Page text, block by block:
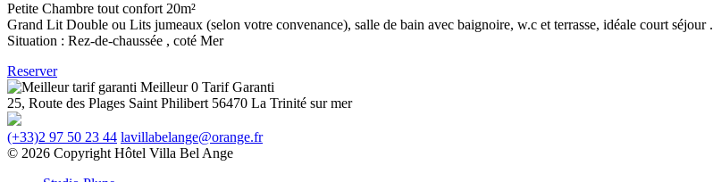
Petite Chambre tout confort 20m²
Grand Lit Double ou Lits jumeaux (selon votre convenance), salle de bain avec baignoire, w.c et terrasse, idéale court séjour .
Situation : Rez-de-chaussée , coté Mer
Reserver
Meilleur 0 Tarif Garanti
25, Route des Plages Saint Philibert 56470 La Trinité sur mer
(+33)2 97 50 23 44 lavillabelange@orange.fr
© 2026 Copyright Hôtel Villa Bel Ange